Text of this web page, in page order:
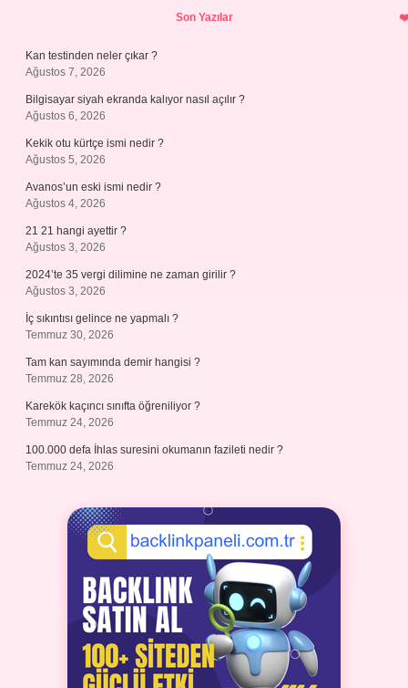
Son Yazılar
Kan testinden neler çıkar ?
Ağustos 7, 2026
Bilgisayar siyah ekranda kalıyor nasıl açılır ?
Ağustos 6, 2026
Kekik otu kürtçe ismi nedir ?
Ağustos 5, 2026
Avanos’un eski ismi nedir ?
Ağustos 4, 2026
21 21 hangi ayettir ?
Ağustos 3, 2026
2024’te 35 vergi dilimine ne zaman girilir ?
Ağustos 3, 2026
İç sıkıntısı gelince ne yapmalı ?
Temmuz 30, 2026
Tam kan sayımında demir hangisi ?
Temmuz 28, 2026
Karekök kaçıncı sınıfta öğreniliyor ?
Temmuz 24, 2026
100.000 defa İhlas suresini okumanın fazileti nedir ?
Temmuz 24, 2026